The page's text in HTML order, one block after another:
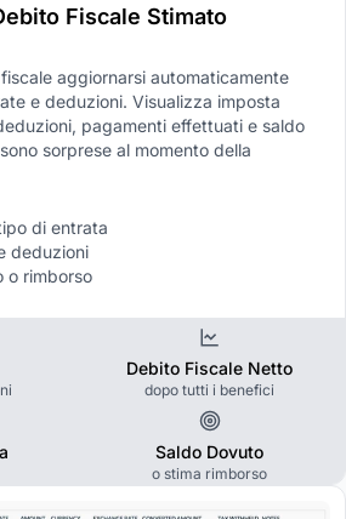
Fiscale Stimato
aggiornarsi automaticamente
e deduzioni. Visualizza imposta
pagamenti effettuati e saldo
sorprese al momento della
di entrata
deduzioni
o rimborso
Debito Fiscale Netto
dopo tutti i benefici
Saldo Dovuto
o stima rimborso